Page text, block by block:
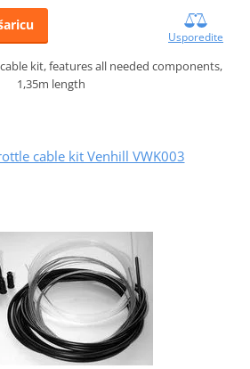
Usporedite
kit, features all needed components,
1,35m length
cable kit Venhill VWK003